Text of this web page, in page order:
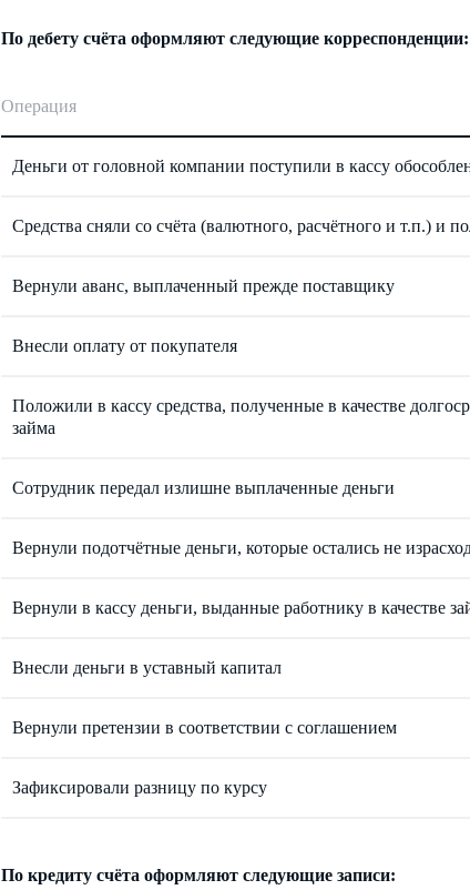
По дебету счёта оформляют следующие корреспонденции:
Операция
Деньги от головной компании поступили в кассу
Средства сняли со счёта (валютного, расчётного и т.п.) и
Вернули аванс, выплаченный прежде поставщику
Внесли оплату от покупателя
Положили в кассу средства, полученные в качестве
займа
Сотрудник передал излишне выплаченные деньги
Вернули подотчётные деньги, которые остались не
Вернули в кассу деньги, выданные работнику в качестве
Внесли деньги в уставный капитал
Вернули претензии в соответствии с соглашением
Зафиксировали разницу по курсу
По кредиту счёта оформляют следующие записи: